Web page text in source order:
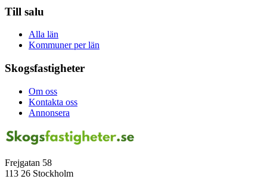
Till salu
Alla län
Kommuner per län
Skogsfastigheter
Om oss
Kontakta oss
Annonsera
Frejgatan 58
113 26 Stockholm